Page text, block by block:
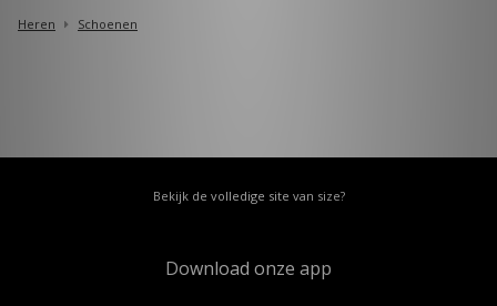
Heren
Schoenen
Bekijk de volledige site van size?
Download onze app